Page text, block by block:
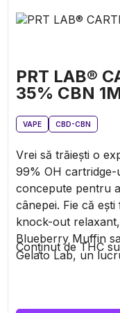
PRT LAB®
35% CBN
VAPE CBD-CBN
Vrei să trăiești o
99% OH cartridge-
concepute pentru
cânepei. Fie că
knock-out
Blueberry Muffin
Gelato Lab, un
distanță de un
Conținut de THC